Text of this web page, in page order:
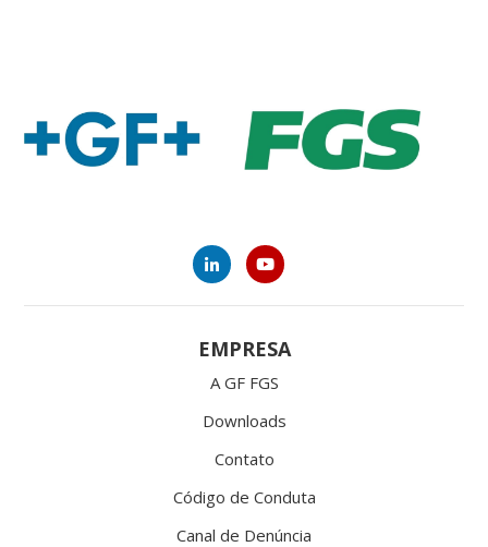
EMPRESA
A GF FGS
Downloads
Contato
Código de Conduta
Canal de Denúncia